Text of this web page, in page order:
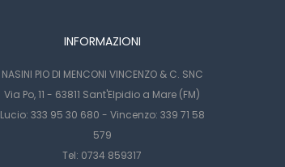
INFORMAZIONI
NASINI PIO DI MENCONI VINCENZO & C. SNC
Via Po, 11 - 63811 Sant'Elpidio a Mare (FM)
Lucio: 333 95 30 680 - Vincenzo: 339 71 58
579
Tel: 0734 859317